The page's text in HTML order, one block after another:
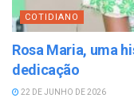
COTIDIANO
Rosa Maria, uma
dedicação
22 DE JUNHO DE 2026